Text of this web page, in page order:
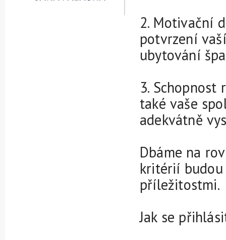
2. Motivační
potvrzení
ubytování
3. Schopnost
také vaše
adekvátně
Dbáme na
kritérií budou
příležitostmi.
Jak se